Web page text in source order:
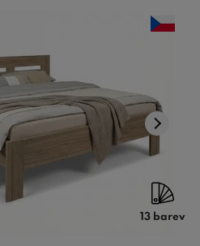
13 barev